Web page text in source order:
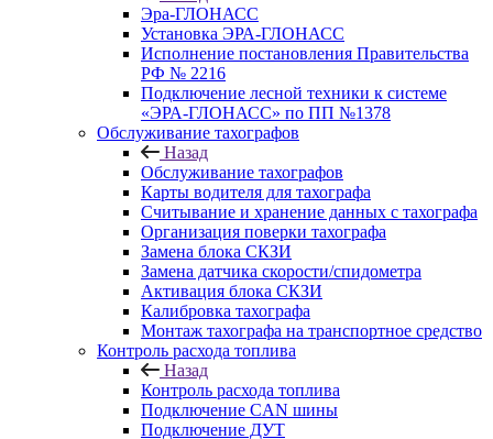
Эра-ГЛОНАСС
Установка ЭРА-ГЛОНАСС
Исполнение постановления Правительства
РФ № 2216
Подключение лесной техники к системе
«ЭРА-ГЛОНАСС» по ПП №1378
Обслуживание тахографов
Назад
Обслуживание тахографов
Карты водителя для тахографа
Считывание и хранение данных с тахографа
Организация поверки тахографа
Замена блока СКЗИ
Замена датчика скорости/спидометра
Активация блока СКЗИ
Калибровка тахографа
Монтаж тахографа на транспортное средство
Контроль расхода топлива
Назад
Контроль расхода топлива
Подключение CAN шины
Подключение ДУТ